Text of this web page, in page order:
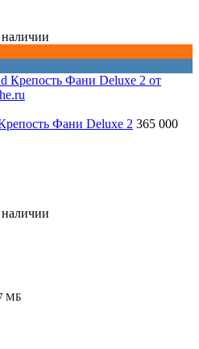
Фани Deluxe 2 365 000
МБ